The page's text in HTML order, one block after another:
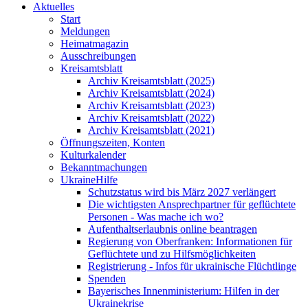
Aktuelles
Start
Meldungen
Heimatmagazin
Ausschreibungen
Kreisamtsblatt
Archiv Kreisamtsblatt (2025)
Archiv Kreisamtsblatt (2024)
Archiv Kreisamtsblatt (2023)
Archiv Kreisamtsblatt (2022)
Archiv Kreisamtsblatt (2021)
Öffnungszeiten, Konten
Kulturkalender
Bekanntmachungen
UkraineHilfe
Schutzstatus wird bis März 2027 verlängert
Die wichtigsten Ansprechpartner für geflüchtete
Personen - Was mache ich wo?
Aufenthaltserlaubnis online beantragen
Regierung von Oberfranken: Informationen für
Geflüchtete und zu Hilfsmöglichkeiten
Registrierung - Infos für ukrainische Flüchtlinge
Spenden
Bayerisches Innenministerium: Hilfen in der
Ukrainekrise